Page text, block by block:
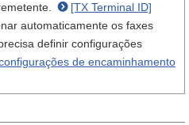
[TX Terminal ID]
automaticamente os faxes
definir configurações
de encaminhamento